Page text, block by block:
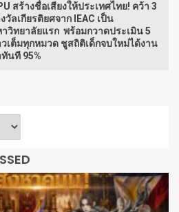
สร้างชื่อเสียงให้ประเทศไทย! คว้า 3
วัลเกียรติยศจาก IEAC เป็น
วิทยาลัยแรก พร้อมกวาดประเมิน 5
เต็มทุกหมวด ชูสถิติเด็กจบใหม่ได้งาน
นที 95%